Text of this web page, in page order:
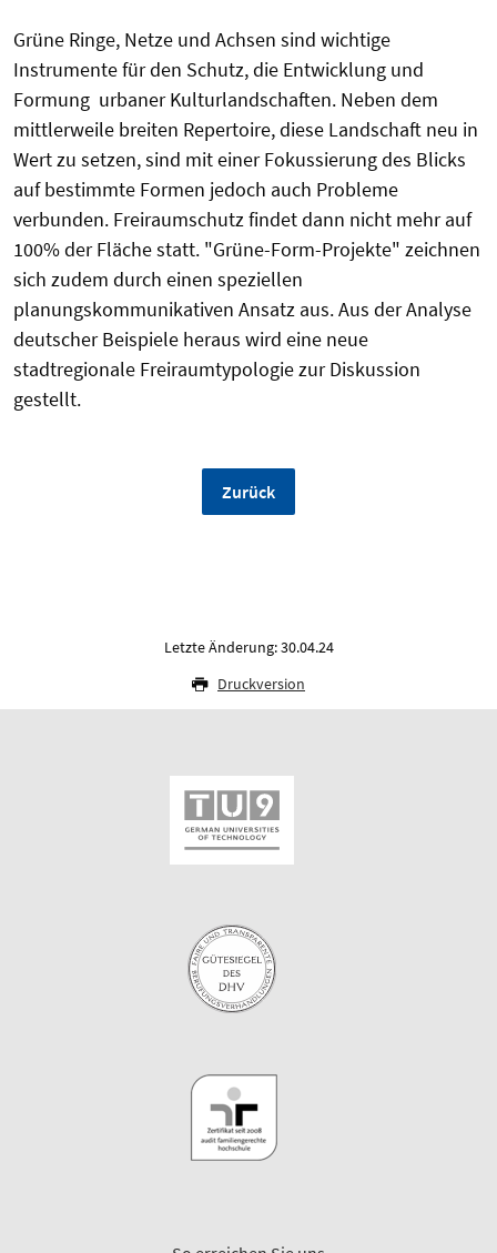
Grüne Ringe, Netze und Achsen sind wichtige
Instrumente für den Schutz, die Entwicklung und
Formung urbaner Kulturlandschaften. Neben dem
mittlerweile breiten Repertoire, diese Landschaft neu in
Wert zu setzen, sind mit einer Fokussierung des Blicks
auf bestimmte Formen jedoch auch Probleme
verbunden. Freiraumschutz findet dann nicht mehr auf
100% der Fläche statt. "Grüne-Form-Projekte" zeichnen
sich zudem durch einen speziellen
planungskommunikativen Ansatz aus. Aus der Analyse
deutscher Beispiele heraus wird eine neue
stadtregionale Freiraumtypologie zur Diskussion
gestellt.
Zurück
Letzte Änderung: 30.04.24
Druckversion